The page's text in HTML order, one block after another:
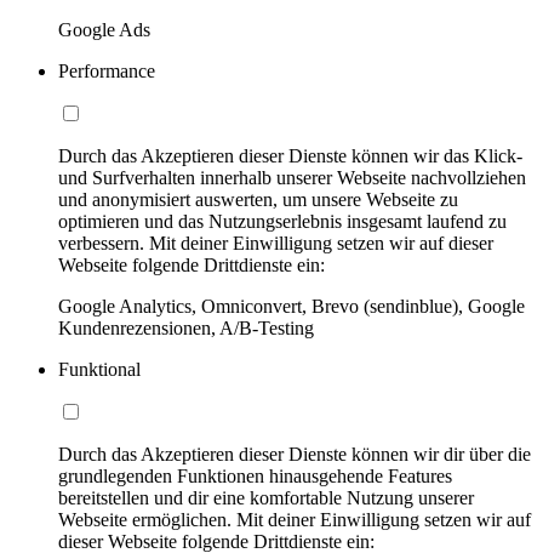
Google Ads
Performance
Durch das Akzeptieren dieser Dienste können wir das Klick-
und Surfverhalten innerhalb unserer Webseite nachvollziehen
und anonymisiert auswerten, um unsere Webseite zu
optimieren und das Nutzungserlebnis insgesamt laufend zu
verbessern. Mit deiner Einwilligung setzen wir auf dieser
Webseite folgende Drittdienste ein:
Google Analytics, Omniconvert, Brevo (sendinblue), Google
Kundenrezensionen, A/B-Testing
Funktional
Durch das Akzeptieren dieser Dienste können wir dir über die
grundlegenden Funktionen hinausgehende Features
bereitstellen und dir eine komfortable Nutzung unserer
Webseite ermöglichen. Mit deiner Einwilligung setzen wir auf
dieser Webseite folgende Drittdienste ein: